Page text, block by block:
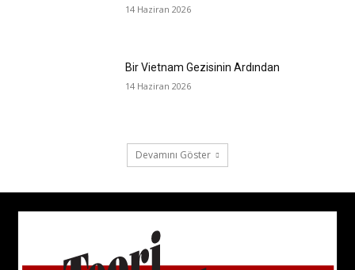
14 Haziran 2026
Bir Vietnam Gezisinin Ardından
14 Haziran 2026
Devamını Göster